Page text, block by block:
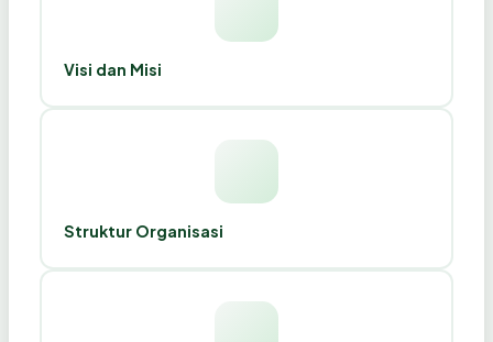
Visi dan Misi
Struktur Organisasi